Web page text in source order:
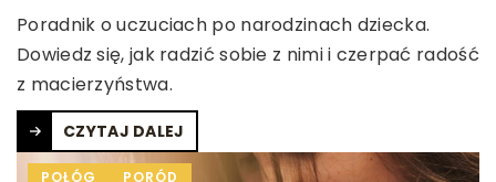
Poradnik o uczuciach po narodzinach dziecka.
Dowiedz się, jak radzić sobie z nimi i czerpać radość
z macierzyństwa.
CZYTAJ DALEJ
POŁÓG PORÓD